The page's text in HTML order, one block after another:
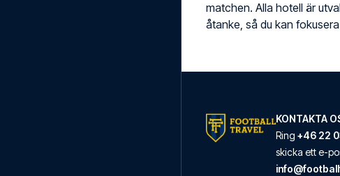
matchen. Alla hotell är
åtanke, så du kan
KONTAKTA
Ring +46 22
skicka ett e-